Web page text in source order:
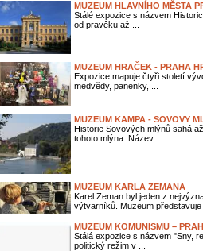
MUZEUM HLAVNÍHO MĚSTA
Stálé expozice s názvem
od pravěku až ...
MUZEUM HRAČEK - PRAHA
Expozice mapuje čtyři století
medvědy, panenky, ...
MUZEUM KAMPA - SOVOVY
Historie Sovových mlýnů sahá
tohoto mlýna. Název ...
MUZEUM KARLA ZEMANA
Karel Zeman byl jeden z
výtvarníků. Muzeum představuje
MUZEUM KOMUNISMU –
Stálá expozice s názvem "Sny,
politický režim v ...